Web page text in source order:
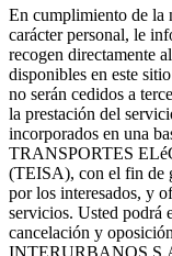
En cumplimiento de la
carácter personal, le
recogen directamente
disponibles en este
no serán cedidos a
la prestación del
incorporados en una
TRANSPORTES
(TEISA), con el fin de
por los interesados, y
servicios. Usted podrá
cancelación y
INTERURBANOS